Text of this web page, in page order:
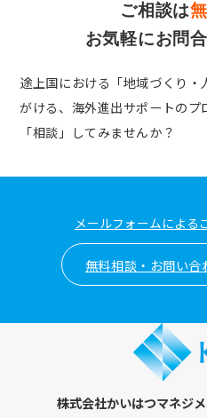
ご相談は
お気軽にお問
途上国における「地域づくり
がける、 海外進出サポートのプ
「相談」してみませんか？
メールフォームによる
無料相談・お問い合
株式会社かいはつマネジ